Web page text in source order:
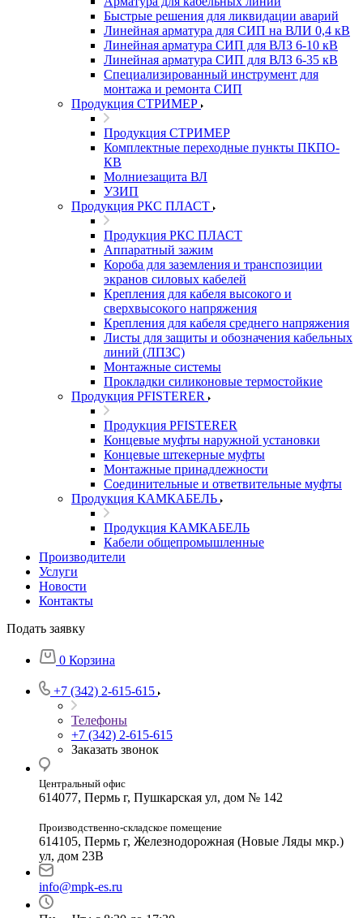
Быстрые решения для ликвидации аварий
Линейная арматура для СИП на ВЛИ 0,4 кВ
Линейная арматура СИП для ВЛЗ 6-10 кВ
Линейная арматура СИП для ВЛЗ 6-35 кВ
Специализированный инструмент для
монтажа и ремонта СИП
Продукция СТРИМЕР
Продукция СТРИМЕР
Комплектные переходные пункты ПКПО-
КВ
Молниезащита ВЛ
УЗИП
Продукция РКС ПЛАСТ
Продукция РКС ПЛАСТ
Аппаратный зажим
Короба для заземления и транспозиции
экранов силовых кабелей
Крепления для кабеля высокого и
сверхвысокого напряжения
Крепления для кабеля среднего напряжения
Листы для защиты и обозначения кабельных
линий (ЛПЗС)
Монтажные системы
Прокладки силиконовые термостойкие
Продукция PFISTERER
Продукция PFISTERER
Концевые муфты наружной установки
Концевые штекерные муфты
Монтажные принадлежности
Соединительные и ответвительные муфты
Продукция КАМКАБЕЛЬ
Продукция КАМКАБЕЛЬ
Кабели общепромышленные
Производители
Услуги
Новости
Контакты
Подать заявку
0 Корзина
+7 (342) 2-615-615
Телефоны
+7 (342) 2-615-615
Заказать звонок
Центральный офис
614077, Пермь г, Пушкарская ул, дом № 142
Производственно-складское помещение
614105, Пермь г, Железнодорожная (Новые Ляды мкр.)
ул, дом 23В
info@mpk-es.ru